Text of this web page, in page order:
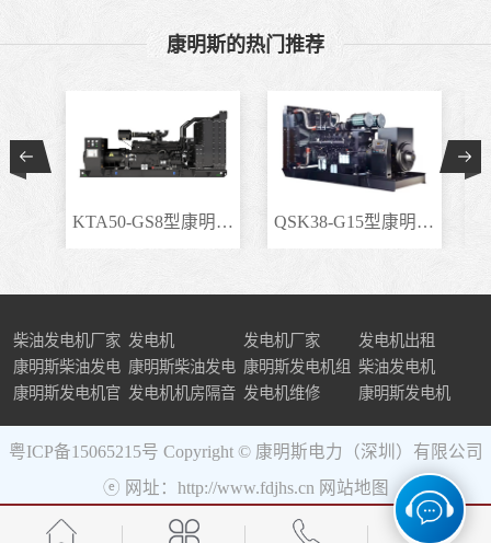
康明斯的热门推荐
KTA50-GS8型康明斯柴.. QSK38-G15型康明斯柴..
柴油发电机厂家 发电机 发电机厂家
发电机出租
康明斯柴油发电
机组
康明斯柴油发电
机
康明斯发电机组 柴油发电机
康明斯发电机官 发电机机房隔音 发电机维修 康明斯发电机
粤ICP备15065215号 Copyright © 康明斯电力（深圳）有限公司
ⓔ 网址：http://www.fdjhs.cn 网站地图